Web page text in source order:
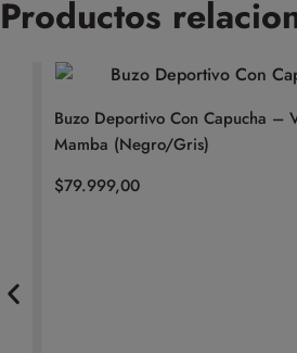
Productos
Buzo Deportivo Con Capucha –
Mamba (Negro/Gris)
79.999,00